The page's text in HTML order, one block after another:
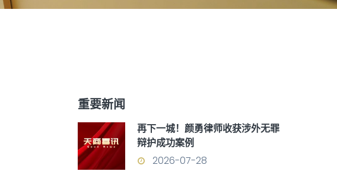
重要新闻
再下一城！颜勇律师收获涉外无罪
辩护成功案例
2026-07-28